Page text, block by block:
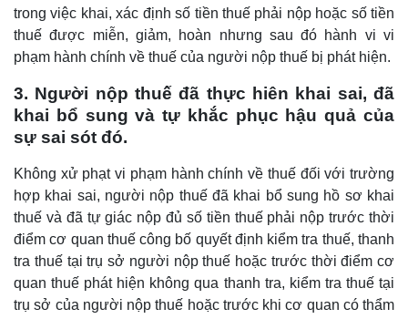
trong việc khai, xác định số tiền thuế phải nộp hoặc số tiền
thuế được miễn, giảm, hoàn nhưng sau đó hành vi vi
phạm hành chính về thuế của người nộp thuế bị phát hiện.
3. Người nộp thuế đã thực hiên khai sai, đã
khai bổ sung và tự khắc phục hậu quả của
sự sai sót đó.
Không xử phạt vi phạm hành chính về thuế đối với trường
hợp khai sai, người nộp thuế đã khai bổ sung hồ sơ khai
thuế và đã tự giác nộp đủ số tiền thuế phải nộp trước thời
điểm cơ quan thuế công bố quyết định kiểm tra thuế, thanh
tra thuế tại trụ sở người nộp thuế hoặc trước thời điểm cơ
quan thuế phát hiện không qua thanh tra, kiểm tra thuế tại
trụ sở của người nộp thuế hoặc trước khi cơ quan có thẩm